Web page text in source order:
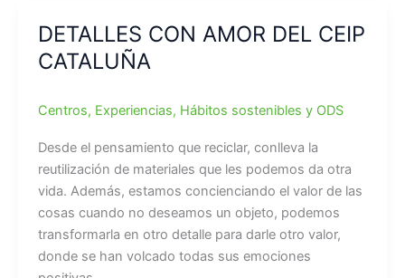
DETALLES CON AMOR DEL CEIP
CATALUÑA
Centros, Experiencias, Hábitos sostenibles y ODS
Desde el pensamiento que reciclar, conlleva la
reutilización de materiales que les podemos da otra
vida. Además, estamos concienciando el valor de las
cosas cuando no deseamos un objeto, podemos
transformarla en otro detalle para darle otro valor,
donde se han volcado todas sus emociones